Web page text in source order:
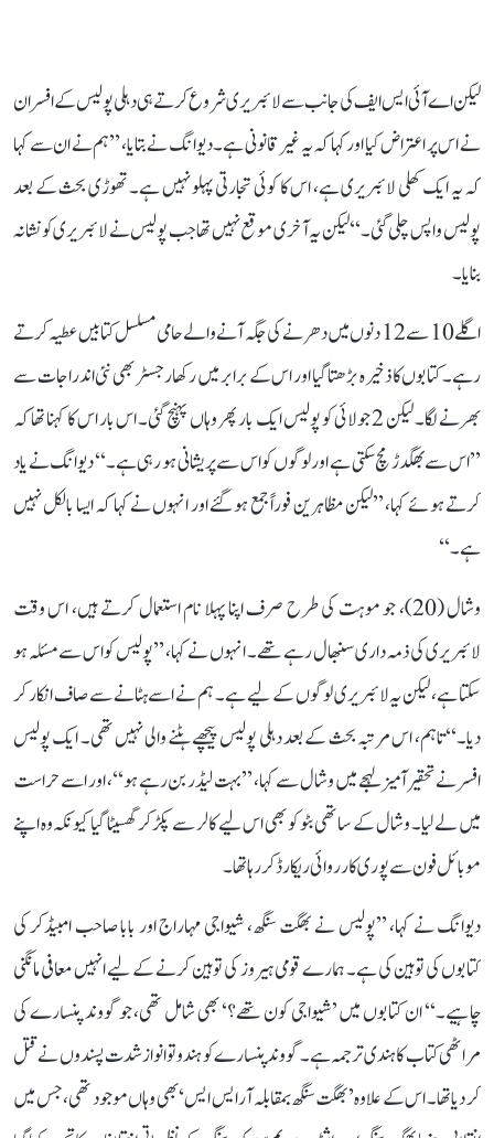
لیکن اے آئی ایس ایف کی جانب سے لائبریری شروع کرتے ہی دہلی پولیس کے افسران
نے اس پر اعتراض کیا اور کہا کہ یہ غیر قانونی ہے۔ دیوانگ نے بتایا، ’’ہم نے ان سے کہا
کہ یہ ایک کھلی لائبریری ہے، اس کا کوئی تجارتی پہلو نہیں ہے۔ تھوڑی بحث کے بعد
پولیس واپس چلی گئی۔‘‘ لیکن یہ آخری موقع نہیں تھا جب پولیس نے لائبریری کو نشانہ
بنایا۔
اگلے 10 سے 12 دنوں میں دھرنے کی جگہ آنے والے حامی مسلسل کتابیں عطیہ کرتے
رہے۔ کتابوں کا ذخیرہ بڑھتا گیا اور اس کے برابر میں رکھا رجسٹر بھی نئی اندراجات سے
بھرنے لگا۔ لیکن 2 جولائی کو پولیس ایک بار پھر وہاں پہنچ گئی۔ اس بار اس کا کہنا تھا کہ
’’اس سے بھگدڑ مچ سکتی ہے اور لوگوں کو اس سے پریشانی ہو رہی ہے۔‘‘ دیوانگ نے یاد
کرتے ہوئے کہا، ’’لیکن مظاہرین فوراً جمع ہو گئے اور انہوں نے کہا کہ ایسا بالکل نہیں
ہے۔‘‘
وشال (20)، جو موہت کی طرح صرف اپنا پہلا نام استعمال کرتے ہیں، اس وقت
لائبریری کی ذمہ داری سنبھال رہے تھے۔ انہوں نے کہا، ’’پولیس کو اس سے مسئلہ ہو
سکتا ہے، لیکن یہ لائبریری لوگوں کے لیے ہے۔ ہم نے اسے ہٹانے سے صاف انکار کر
دیا۔‘‘ تاہم، اس مرتبہ بحث کے بعد دہلی پولیس پیچھے ہٹنے والی نہیں تھی۔ ایک پولیس
افسر نے تحقیر آمیز لہجے میں وشال سے کہا، ’’بہت لیڈر بن رہے ہو‘‘، اور اسے حراست
میں لے لیا۔ وشال کے ساتھی بٹو کو بھی اس لیے کالر سے پکڑ کر گھسیٹا گیا کیونکہ وہ اپنے
موبائل فون سے پوری کارروائی ریکارڈ کر رہا تھا۔
دیوانگ نے کہا، ’’پولیس نے بھگت سنگھ، شیواجی مہاراج اور بابا صاحب امبیڈکر کی
کتابوں کی توہین کی ہے۔ ہمارے قومی ہیروز کی توہین کرنے کے لیے انہیں معافی مانگنی
چاہیے۔‘‘ ان کتابوں میں ’شیواجی کون تھے؟‘ بھی شامل تھی، جو گووند پنسارے کی
مراٹھی کتاب کا ہندی ترجمہ ہے۔ گووند پنسارے کو ہندوتوا نواز شدت پسندوں نے قتل
کر دیا تھا۔ اس کے علاوہ ’بھگت سنگھ بمقابلہ آر ایس ایس‘ بھی وہاں موجود تھی، جس میں